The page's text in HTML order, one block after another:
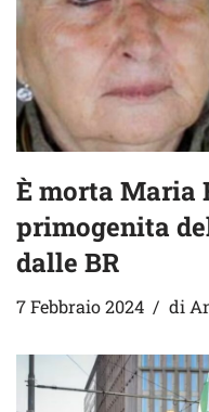
È morta Maria
primogenita
dalle BR
7 Febbraio 2024 di